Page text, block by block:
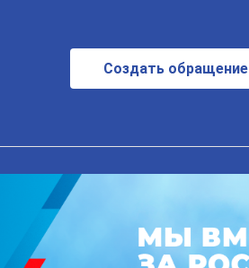
Создать обращение